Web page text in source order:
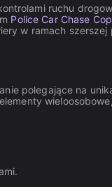
ruchu
Police Car Chase
w ramach
polegające na